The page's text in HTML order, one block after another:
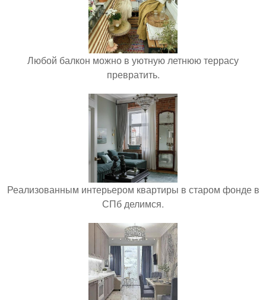
Любой балкон можно в уютную летнюю террасу
превратить.
Реализованным интерьером квартиры в старом фонде в
СПб делимся.